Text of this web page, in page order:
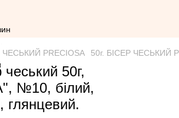
ЧЕСЬКИЙ PRECIOSA 50г. БІСЕР ЧЕСЬКИЙ
50г,
№10, білий,
глянцевий.